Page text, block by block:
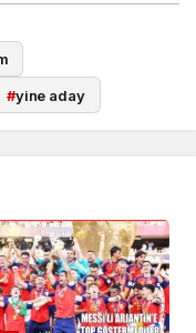
#yine aday